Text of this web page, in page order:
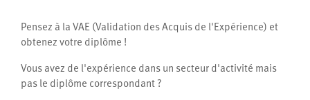
Pensez à la VAE (Validation des Acquis de l'Expérience) et
obtenez votre diplôme !
Vous avez de l'expérience dans un secteur d'activité mais
pas le diplôme correspondant ?